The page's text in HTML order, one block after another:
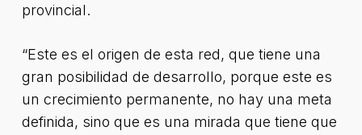
provincial.
“Este es el origen de esta red, que tiene una
gran posibilidad de desarrollo, porque este es
un crecimiento permanente, no hay una meta
definida, sino que es una mirada que tiene que